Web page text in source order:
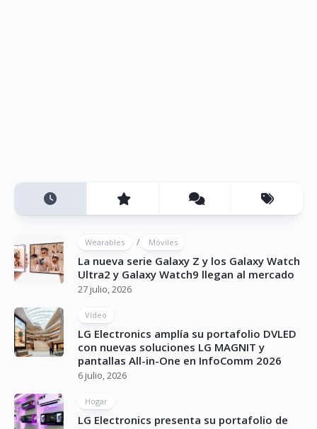
Wearables / Móviles
La nueva serie Galaxy Z y los Galaxy Watch
Ultra2 y Galaxy Watch9 llegan al mercado
27 julio, 2026
Vídeo
LG Electronics amplía su portafolio DVLED
con nuevas soluciones LG MAGNIT y
pantallas All-in-One en InfoComm 2026
6 julio, 2026
Hogar
LG Electronics presenta su portafolio de